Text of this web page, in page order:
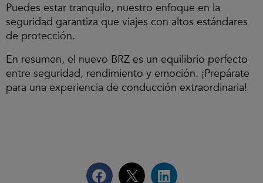
Puedes estar tranquilo, nuestro enfoque en la
seguridad garantiza que viajes con altos estándares
de protección.
En resumen, el nuevo BRZ es un equilibrio perfecto
entre seguridad, rendimiento y emoción. ¡Prepárate
para una experiencia de conducción extraordinaria!